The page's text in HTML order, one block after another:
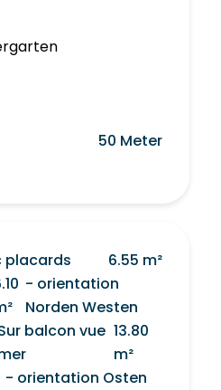
50 Meter
placards
6.55 m²
- orientation
Norden Westen
balcon vue 13.80
m²
- orientation Osten